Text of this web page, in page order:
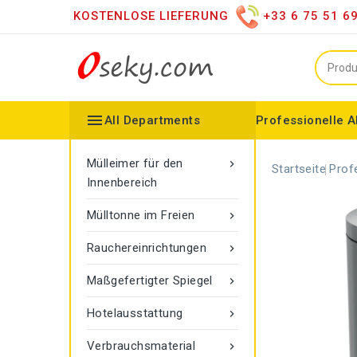
KOSTENLOSE LIEFERUNG +33 6 75 51
Professionelle
All Departments

Mülleimer für den
Innenbereich

Mülltonne im Freien

Rauchereinrichtungen

Maßgefertigter Spiegel

Hotelausstattung

Verbrauchsmaterial
Startseite